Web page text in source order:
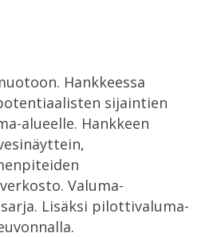
Hankkeessa
sijaintien
alueelle. Hankkeen
Valuma-
Lisäksi pilottivaluma-